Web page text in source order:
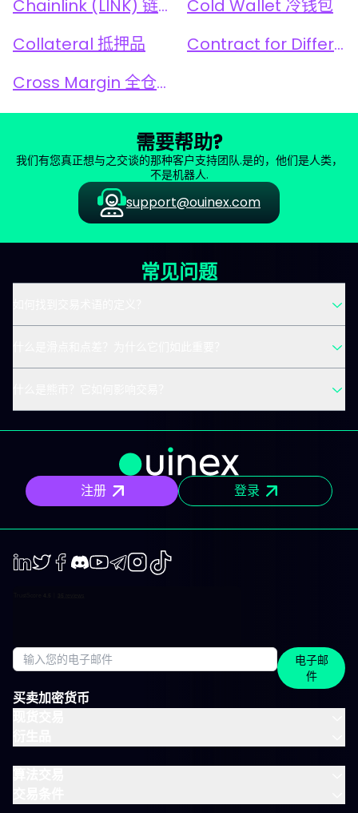
Chainlink (LINK) 链环 (LINK)
Cold Wallet 冷钱包
Collateral 抵押品
Contract for Difference (CFD) 差价合约（CFD）
Cross Margin 全仓保证金
需要帮助?
我们有您真正想与之交谈的那种客户支持团队.是的，他们是人类，
不是机器人.
support@ouinex.com
常见问题
注册 登录
买卖加密货币
Telegram
Instagram
电子邮
件